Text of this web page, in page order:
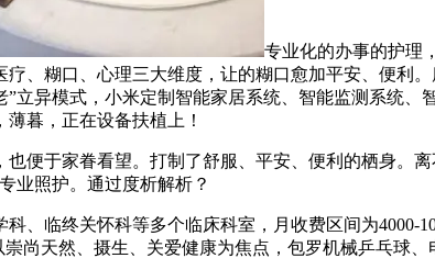
专业化的办事的护理
、糊口、心理三大维度，让的糊口愈加平安、便利
异模式，小米定制智能家居系统、智能监测系统、
暮，正在设备扶植上！
于家眷看望。打制了舒服、平安、便利的栖身。离
业照护。通过度析解析？
临终关怀科等多个临床科室，月收费区间为4000-
尚天然、摄生、关爱健康为焦点，包罗机械乒乓球